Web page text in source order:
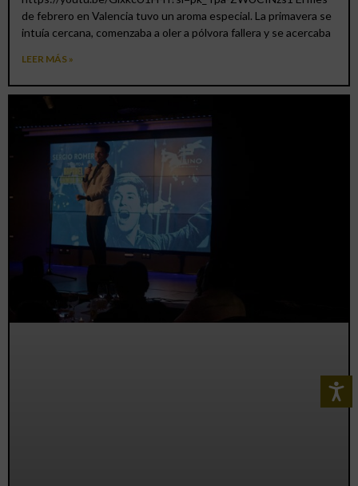
de febrero en Valencia tuvo un aroma especial. La primavera se
intuía cercana, comenzaba a oler a pólvora fallera y se acercaba
LEER MÁS »